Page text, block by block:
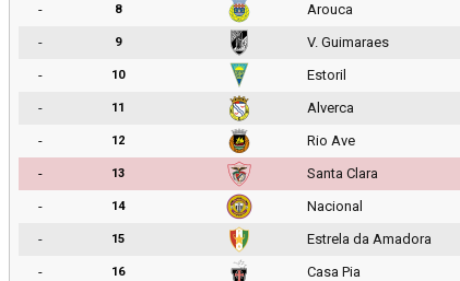
-
8 Arouca
-
9 V. Guimaraes
-
10 Estoril
-
11 Alverca
-
12 Rio Ave
-
13 Santa Clara
-
14 Nacional
-
15 Estrela da Amadora
-
16 Casa Pia